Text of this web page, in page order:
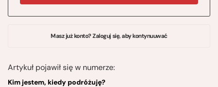
Masz już konto? Zaloguj się, aby kontynuuwać
Artykuł pojawił się w numerze:
Kim jestem, kiedy podróżuję?